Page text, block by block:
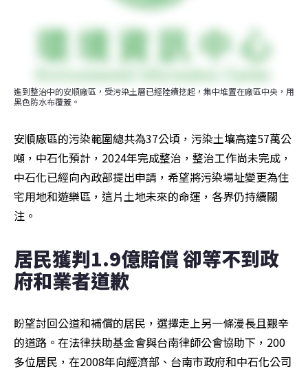
進到整治中的安順廠區，受污染土層已經陸續挖起，集中堆置在廠區中央，用
黑色防水布覆蓋。
安順廠區的污染範圍總共為37公頃，污染土壤高達57萬公
噸，中石化預計，2024年完成整治，整治工作尚未完成，
中石化已經向內政部提出申請，希望將污染場址變更為住
宅用地和遊樂區，這片土地未來的命運，各界仍持續關
注。
居民獲判1.9億賠償 卻等不到政
府和業者道歉
盼望討回公道和補償的居民，選擇走上另一條漫長且艱辛
的道路。在法律扶助基金會與台南律師公會協助下，200
多位居民，在2008年向經濟部、台南市政府和中石化公司